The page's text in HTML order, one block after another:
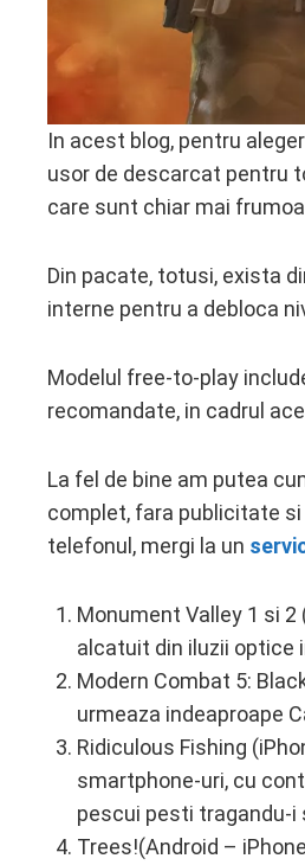
In acest blog, pentru
usor de descarcat pentru
care sunt chiar mai
Din pacate, totusi, exista
interne pentru a debloca
Modelul free-to-play
recomandate, in cadrul
La fel de bine am putea
complet, fara publicitate si
telefonul, mergi la un
Monument Valley 1 si
alcatuit din iluzii optice
Modern Combat 5:
urmeaza indeaproape
Ridiculous Fishing
smartphone-uri, cu
pescui pesti tragandu-
Trees!(Android –